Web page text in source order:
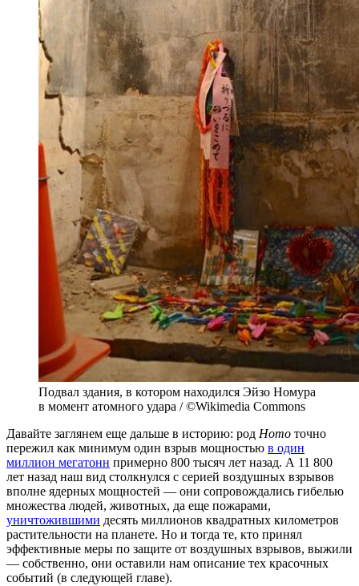
Подвал здания, в котором находился Эйзо Номура
в момент атомного удара / ©Wikimedia Commons
Давайте заглянем еще дальше в историю: род Homo точно
пережил как минимум один взрыв мощностью в один
миллион мегатонн примерно 800 тысяч лет назад. А 11 800
лет назад наш вид столкнулся с серией воздушных взрывов
вполне ядерных мощностей — они сопровождались гибелью
множества людей, животных, да еще пожарами,
уничтожившими десять миллионов квадратных километров
растительности на планете. Но и тогда те, кто принял
эффективные меры по защите от воздушных взрывов, выжили
— собственно, они оставили нам описание тех красочных
событий (в следующей главе).